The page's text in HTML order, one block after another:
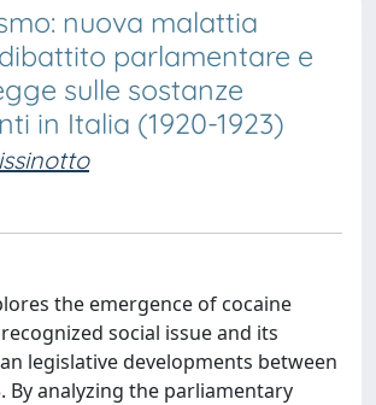
nuova malattia
parlamentare e
sulle sostanze
in Italia (1920-1923)
the emergence of cocaine
social issue and its
legislative developments between
By analyzing the parliamentary